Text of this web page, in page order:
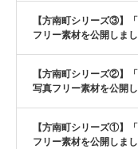
【方南町シリーズ③】
フリー素材を公開しま
【方南町シリーズ②】
写真フリー素材を公開
【方南町シリーズ①】
フリー素材を公開しま